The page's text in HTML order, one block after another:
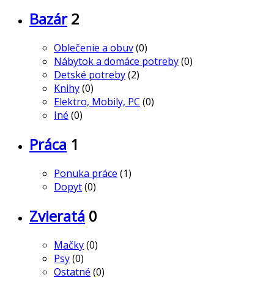
Bazár 2
Oblečenie a obuv(0)
Nábytok a domáce potreby(0)
Detské potreby(2)
Knihy(0)
Elektro, Mobily, PC (0)
Iné (0)
Práca 1
Ponuka práce (1)
Dopyt(0)
Zvieratá 0
Mačky(0)
Psy(0)
Ostatné (0)